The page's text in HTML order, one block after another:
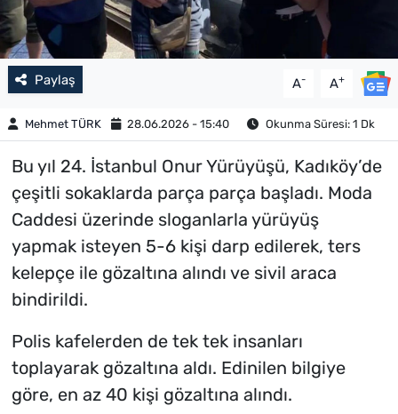
Paylaş A- A+
Mehmet TÜRK 28.06.2026 - 15:40 Okunma Süresi: 1 Dk
Bu yıl 24. İstanbul Onur Yürüyüşü, Kadıköy’de
çeşitli sokaklarda parça parça başladı. Moda
Caddesi üzerinde sloganlarla yürüyüş
yapmak isteyen 5-6 kişi darp edilerek, ters
kelepçe ile gözaltına alındı ve sivil araca
bindirildi.
Polis kafelerden de tek tek insanları
toplayarak gözaltına aldı. Edinilen bilgiye
göre, en az 40 kişi gözaltına alındı.